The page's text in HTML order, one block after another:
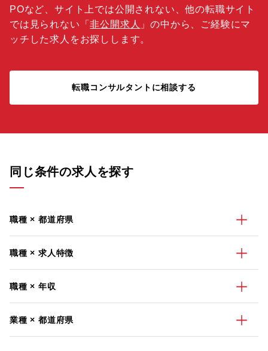
POなど、サイト上では公開されない、他の転職サイト
では見られない「非公開求人 」の中から、ご経験にマ
ッチした求人をお探しします。
転職コンサルタントに相談する
同じ条件の求人を探す
職種 × 都道府県
職種 × 求人特徴
職種 × 年収
業種 × 都道府県